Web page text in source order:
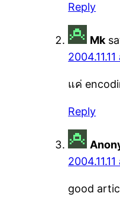
Reply
Mk
แค่
Reply
2004.11.11
good